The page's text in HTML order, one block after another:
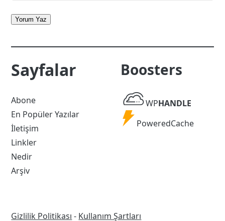
Yorum Yaz
Sayfalar
Abone
En Popüler Yazılar
İletişim
Linkler
Nedir
Arşiv
Boosters
WP
Handle
WPHANDLE
Powered
PoweredCache
Gizlilik Politikası - Kullanım Şartları